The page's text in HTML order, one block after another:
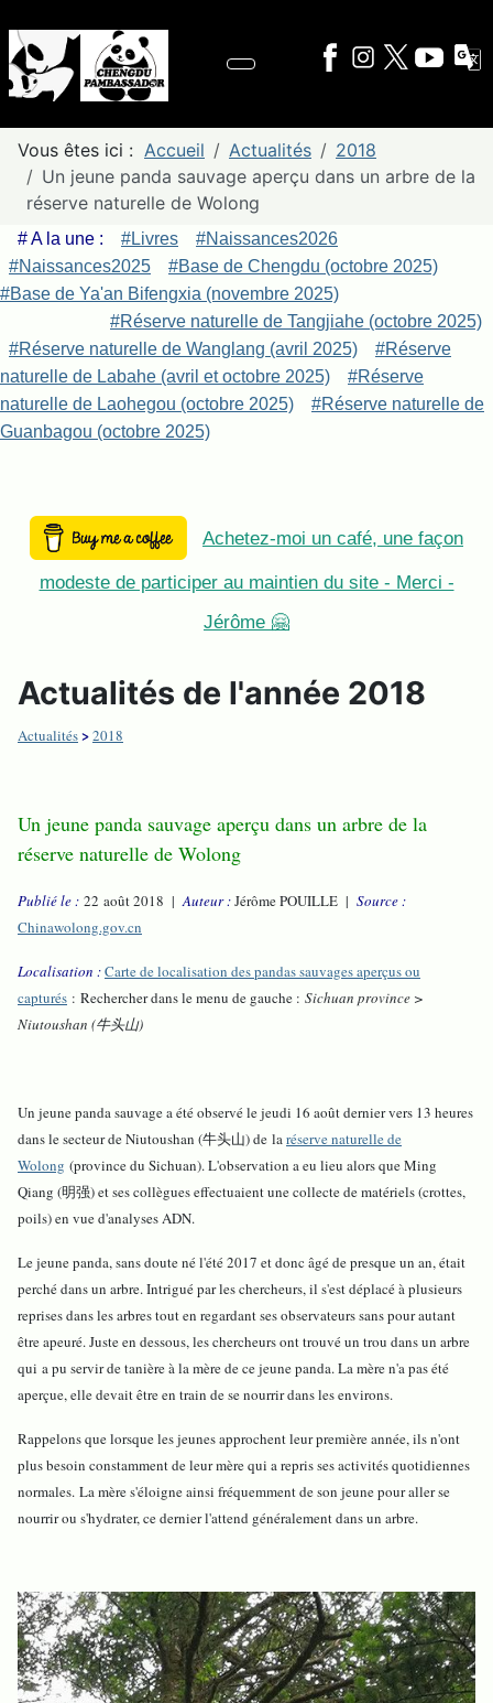
Vous êtes ici : Accueil Actualités
2018
Un jeune panda sauvage aperçu dans un arbre de la
réserve naturelle de Wolong
# A la une : #Livres
#Naissances2026
#Naissances2025
#Base de Chengdu (octobre 2025)
#Base de Ya'an Bifengxia (novembre 2025)
#Réserve naturelle de Tangjiahe (octobre 2025)
#Réserve naturelle de Wanglang (avril 2025)
#Réserve
naturelle de Labahe (avril et octobre 2025)
#Réserve
naturelle de Laohegou (octobre 2025)
#Réserve naturelle de
Guanbagou (octobre 2025)
Achetez-moi un café, une façon
modeste de participer au maintien du site - Merci -
Jérôme 🤗
Actualités de l'année 2018
Actualités>2018
Un jeune panda sauvage aperçu dans un arbre de la
réserve naturelle de Wolong
Publié le : 22 août 2018 |Auteur :Jérôme POUILLE | Source :
Chinawolong.gov.cn
Localisation :Carte de localisation des pandas sauvages aperçus ou
capturés : Rechercher dans le menu de gauche : Sichuan province >
Niutoushan (牛头山)
Un jeune panda sauvage a été observé le jeudi 16 août dernier vers 13 heures
dans le secteur de Niutoushan (牛头山) de laréserve naturelle de
Wolong (province du Sichuan). L'observation a eu lieu alors que Ming
Qiang (明强) et ses collègues effectuaient une collecte de matériels (crottes,
poils) en vue d'analyses ADN.
Le jeune panda, sans doute né l'été 2017 et donc âgé de presque un an, était
perché dans un arbre. Intrigué par les chercheurs, il s'est déplacé à plusieurs
reprises dans les arbres tout en regardant ses observateurs sans pour autant
être apeuré. Juste en dessous, les chercheurs ont trouvé un trou dans un arbre
qui a pu servir de tanière à la mère de ce jeune panda. La mère n'a pas été
aperçue, elle devait être en train de se nourrir dans les environs.
Rappelons que lorsque les jeunes approchent leur première année, ils n'ont
plus besoin constamment de leur mère qui a repris ses activités quotidiennes
normales. La mère s'éloigne ainsi fréquemment de son jeune pour aller se
nourrir ou s'hydrater, ce dernier l'attend généralement dans un arbre.